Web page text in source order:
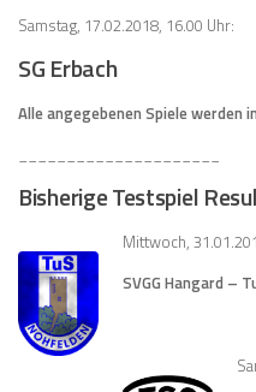
Samstag, 17.02.2018, 16.00 Uhr:
SG Erbach
Alle angegebenen Spiele
Bisherige Testspiel
Mittwoch,
SVGG Hangard –